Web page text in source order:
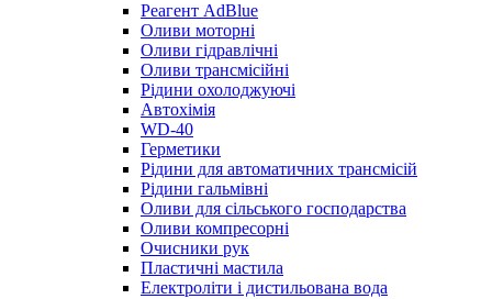
Реагент AdBlue
Оливи моторні
Оливи гідравлічні
Оливи трансмісійні
Рідини охолоджуючі
Автохімія
WD-40
Герметики
Рідини для автоматичних трансмісій
Рідини гальмівні
Оливи для сільського господарства
Оливи компресорні
Очисники рук
Пластичні мастила
Електроліти і дистильована вода